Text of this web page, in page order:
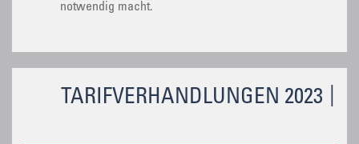
TARIFVERHANDLUNGEN 2023
notwendig macht.